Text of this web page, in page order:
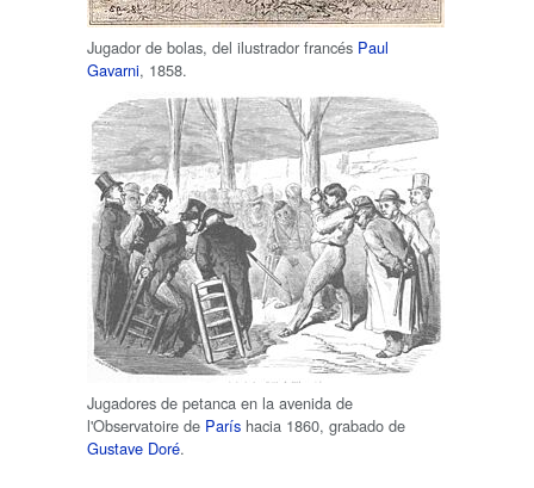
Jugador de bolas, del ilustrador francés Paul
Gavarni, 1858.
Jugadores de petanca en la avenida de
l'Observatoire de París hacia 1860, grabado de
Gustave Doré.